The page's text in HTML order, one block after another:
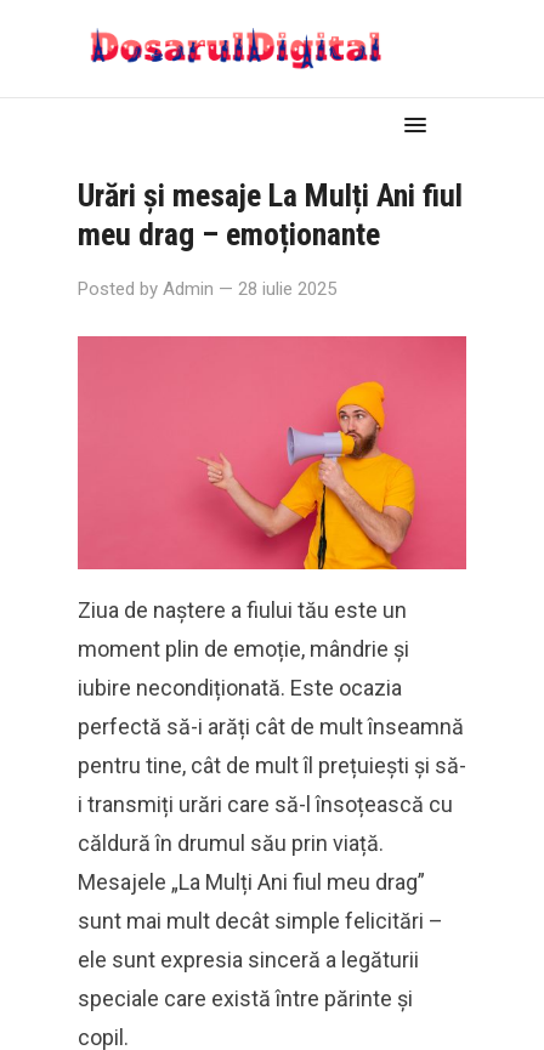
Urări și mesaje La Mulți Ani fiul
meu drag – emoționante
Posted by Admin — 28 iulie 2025
Ziua de naștere a fiului tău este un
moment plin de emoție, mândrie și
iubire necondiționată. Este ocazia
perfectă să-i arăți cât de mult înseamnă
pentru tine, cât de mult îl prețuiești și să-
i transmiți urări care să-l însoțească cu
căldură în drumul său prin viață.
Mesajele „La Mulți Ani fiul meu drag”
sunt mai mult decât simple felicitări –
ele sunt expresia sinceră a legăturii
speciale care există între părinte și
copil.